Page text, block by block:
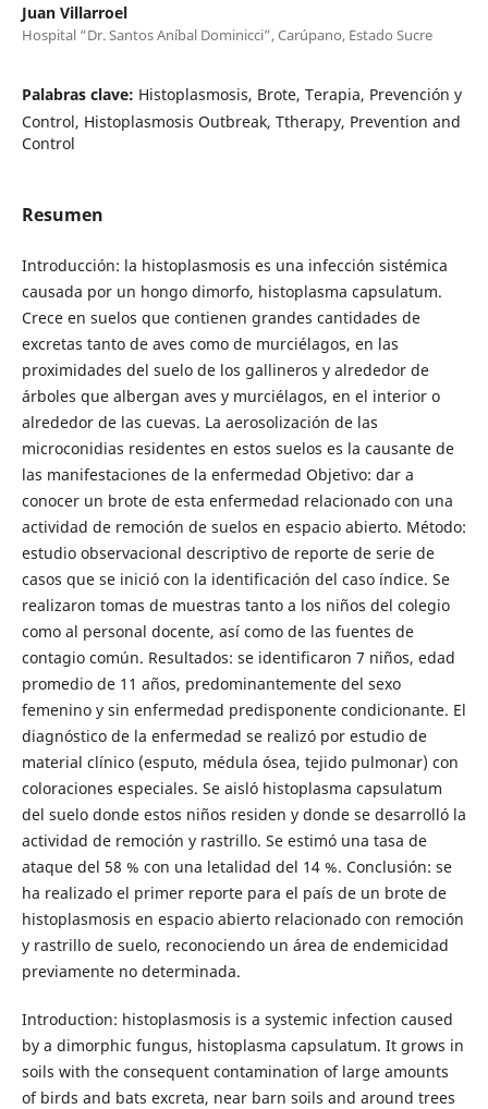
Juan Villarroel
Hospital “Dr. Santos Aníbal Dominicci”, Carúpano, Estado Sucre
Palabras clave: Histoplasmosis, Brote, Terapia, Prevención y
Control, Histoplasmosis Outbreak, Ttherapy, Prevention and
Control
Resumen
Introducción: la histoplasmosis es una infección sistémica
causada por un hongo dimorfo, histoplasma capsulatum.
Crece en suelos que contienen grandes cantidades de
excretas tanto de aves como de murciélagos, en las
proximidades del suelo de los gallineros y alrededor de
árboles que albergan aves y murciélagos, en el interior o
alrededor de las cuevas. La aerosolización de las
microconidias residentes en estos suelos es la causante de
las manifestaciones de la enfermedad Objetivo: dar a
conocer un brote de esta enfermedad relacionado con una
actividad de remoción de suelos en espacio abierto. Método:
estudio observacional descriptivo de reporte de serie de
casos que se inició con la identificación del caso índice. Se
realizaron tomas de muestras tanto a los niños del colegio
como al personal docente, así como de las fuentes de
contagio común. Resultados: se identificaron 7 niños, edad
promedio de 11 años, predominantemente del sexo
femenino y sin enfermedad predisponente condicionante. El
diagnóstico de la enfermedad se realizó por estudio de
material clínico (esputo, médula ósea, tejido pulmonar) con
coloraciones especiales. Se aisló histoplasma capsulatum
del suelo donde estos niños residen y donde se desarrolló la
actividad de remoción y rastrillo. Se estimó una tasa de
ataque del 58 % con una letalidad del 14 %. Conclusión: se
ha realizado el primer reporte para el país de un brote de
histoplasmosis en espacio abierto relacionado con remoción
y rastrillo de suelo, reconociendo un área de endemicidad
previamente no determinada.
Introduction: histoplasmosis is a systemic infection caused
by a dimorphic fungus, histoplasma capsulatum. It grows in
soils with the consequent contamination of large amounts
of birds and bats excreta, near barn soils and around trees